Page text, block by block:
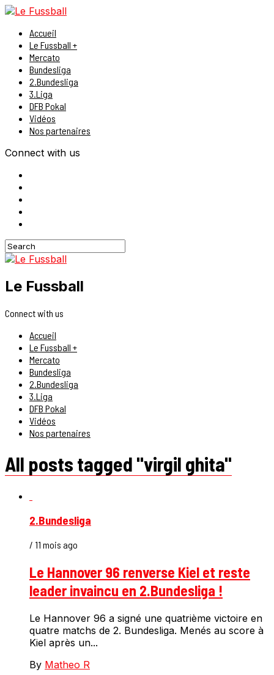
Accueil
Le Fussball +
Mercato
Bundesliga
2.Bundesliga
3.Liga
DFB Pokal
Vidéos
Nos partenaires
Connect with us
Le Fussball
Connect with us
Accueil
Le Fussball +
Mercato
Bundesliga
2.Bundesliga
3.Liga
DFB Pokal
Vidéos
Nos partenaires
All posts tagged "virgil ghita"
2.Bundesliga
/ 11 mois ago
Le Hannover 96 renverse Kiel et reste
leader invaincu en 2.Bundesliga !
Le Hannover 96 a signé une quatrième victoire en
quatre matchs de 2. Bundesliga. Menés au score à
Kiel après un...
By Matheo R